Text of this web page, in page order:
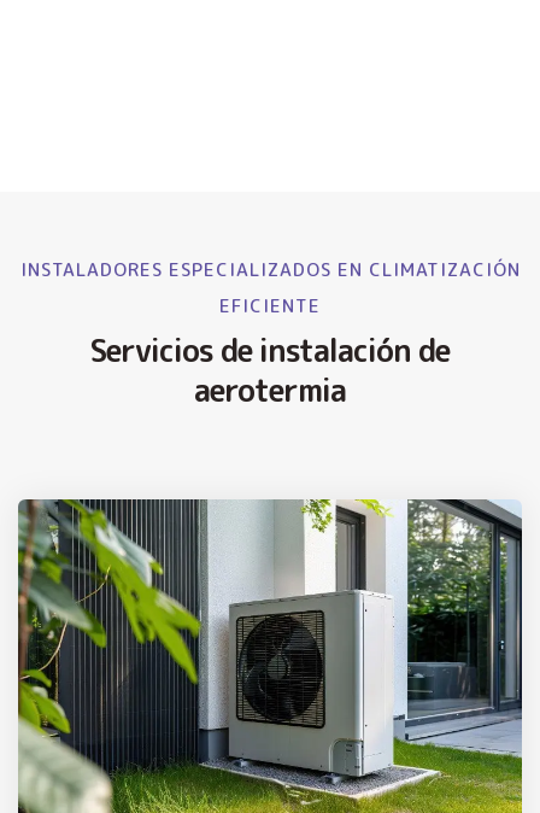
INSTALADORES ESPECIALIZADOS EN CLIMATIZACIÓN
EFICIENTE
Servicios de instalación de
aerotermia